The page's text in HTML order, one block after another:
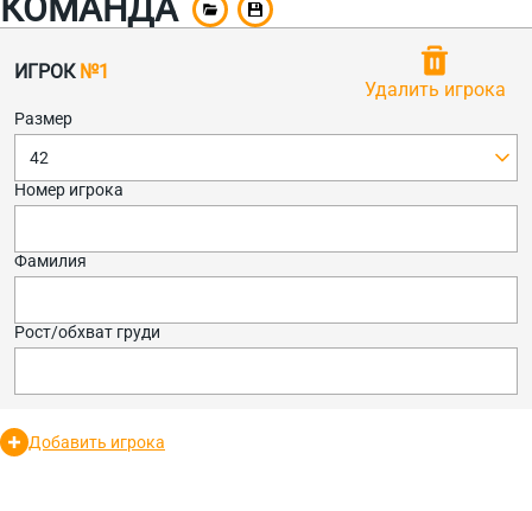
КОМАНДА
ИГРОК №1
Удалить игрока
Размер
42
Номер игрока
Фамилия
Рост/обхват груди
Добавить игрока